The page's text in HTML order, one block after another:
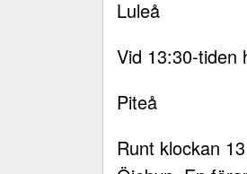
Luleå
Vid 13:30-tiden
Piteå
Runt klockan